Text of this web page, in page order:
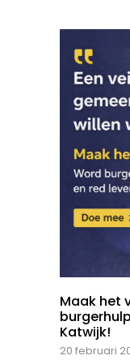
Maak het
Katwijk!
20 februari